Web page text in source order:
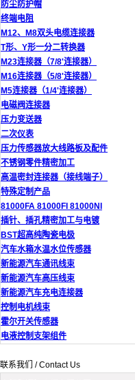
防尘防护帽
终端电阻
M12、M8双头电缆连接器
T形、Y形一分二转换器
M23连接器（7/8'连接器）
M16连接器（5/8'连接器）
M5连接器（1/4'连接器）
电磁阀连接器
压力变送器
二次仪表
压力传感器放大线路板及配件
不锈钢零件精密加工
高温密封连接器（接线端子）
特殊定制产品
81000FA 81000FI 81000NI
插针、插孔精密加工与电镀
BST超高纯陶瓷电极
汽车水箱水温水位传感器
新能源汽车通讯线束
新能源汽车高压线束
新能源汽车充电连接器
控制电机线束
霍尔开关传感器
电液控制支架组件
联系我们 / Contact Us